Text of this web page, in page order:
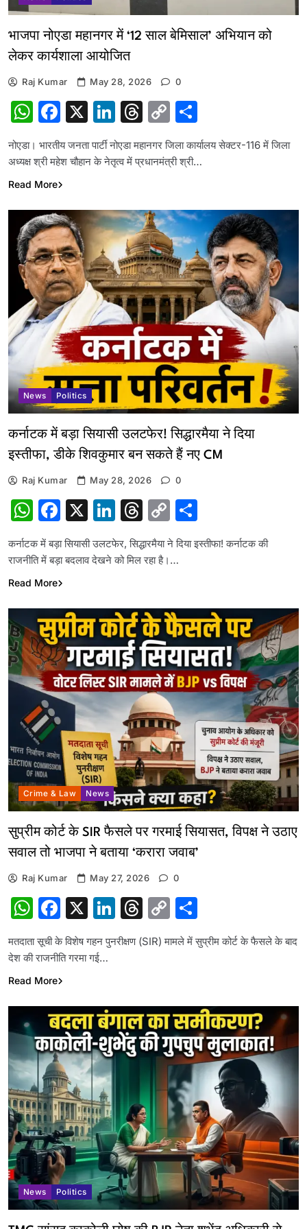
भाजपा नोएडा महानगर में ‘12 साल बेमिसाल’ अभियान को
लेकर कार्यशाला आयोजित
Raj Kumar May 28, 2026 0
WhatsApp
Facebook
X LinkedIn
Threads
Copy
Link
नोएडा। भारतीय जनता पार्टी नोएडा महानगर जिला कार्यालय सेक्टर-116 में जिला
अध्यक्ष श्री महेश चौहान के नेतृत्व में प्रधानमंत्री श्री…
Read More
News Politics
कर्नाटक में बड़ा सियासी उलटफेर! सिद्धारमैया ने दिया
इस्तीफा, डीके शिवकुमार बन सकते हैं नए CM
Raj Kumar May 28, 2026 0
WhatsApp
Facebook
X LinkedIn
Threads
Copy
Link
कर्नाटक में बड़ा सियासी उलटफेर, सिद्धारमैया ने दिया इस्तीफा! कर्नाटक की
राजनीति में बड़ा बदलाव देखने को मिल रहा है।…
Read More
Crime & Law News
सुप्रीम कोर्ट के SIR फैसले पर गरमाई सियासत, विपक्ष ने उठाए
सवाल तो भाजपा ने बताया ‘करारा जवाब’
Raj Kumar May 27, 2026 0
WhatsApp
Facebook
X LinkedIn
Threads
Copy
Link
मतदाता सूची के विशेष गहन पुनरीक्षण (SIR) मामले में सुप्रीम कोर्ट के फैसले के बाद
देश की राजनीति गरमा गई…
Read More
News Politics